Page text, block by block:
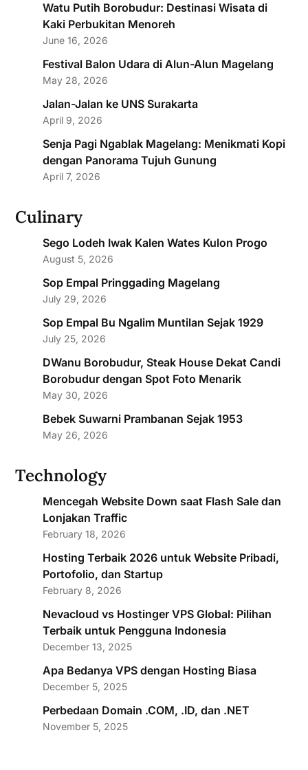
Watu Putih Borobudur: Destinasi Wisata di
Kaki Perbukitan Menoreh
June 16, 2026
Festival Balon Udara di Alun-Alun Magelang
May 28, 2026
Jalan-Jalan ke UNS Surakarta
April 9, 2026
Senja Pagi Ngablak Magelang: Menikmati Kopi
dengan Panorama Tujuh Gunung
April 7, 2026
Culinary
Sego Lodeh Iwak Kalen Wates Kulon Progo
August 5, 2026
Sop Empal Pringgading Magelang
July 29, 2026
Sop Empal Bu Ngalim Muntilan Sejak 1929
July 25, 2026
DWanu Borobudur, Steak House Dekat Candi
Borobudur dengan Spot Foto Menarik
May 30, 2026
Bebek Suwarni Prambanan Sejak 1953
May 26, 2026
Technology
Mencegah Website Down saat Flash Sale dan
Lonjakan Traffic
February 18, 2026
Hosting Terbaik 2026 untuk Website Pribadi,
Portofolio, dan Startup
February 8, 2026
Nevacloud vs Hostinger VPS Global: Pilihan
Terbaik untuk Pengguna Indonesia
December 13, 2025
Apa Bedanya VPS dengan Hosting Biasa
December 5, 2025
Perbedaan Domain .COM, .ID, dan .NET
November 5, 2025